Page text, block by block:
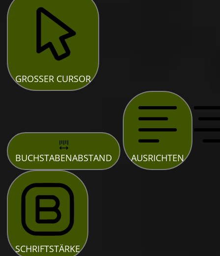
GROSSER CURSOR
BUCHSTABENABSTAND AUSRICHTEN
SCHRIFTSTÄRKE